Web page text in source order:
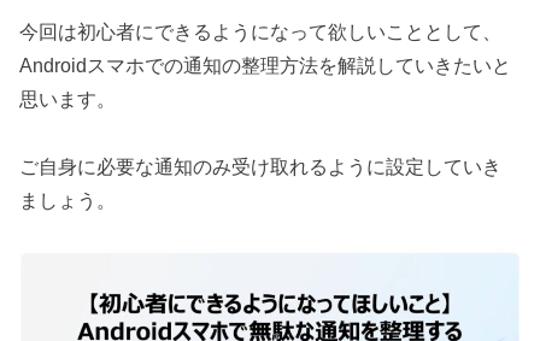
今回は初心者にできるようになって欲しいこととして、
Androidスマホでの通知の整理方法を解説していきたいと
思います。
ご自身に必要な通知のみ受け取れるように設定していき
ましょう。